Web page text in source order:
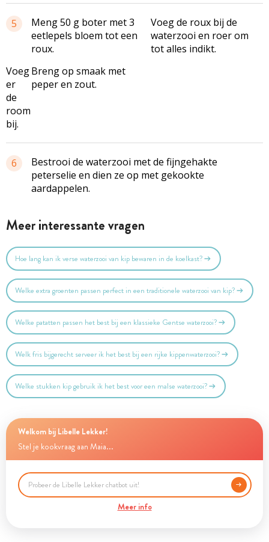
5
Meng 50 g boter met 3
eetlepels bloem tot een
roux.
Voeg de roux bij de
waterzooi en roer om
tot alles indikt.
Voeg
er
de
room
bij.
Breng op smaak met
peper en zout.
6
Bestrooi de waterzooi met de fijngehakte
peterselie en dien ze op met gekookte
aardappelen.
Meer interessante vragen
Hoe lang kan ik verse waterzooi van kip bewaren in de koelkast?
Welke extra groenten passen perfect in een traditionele waterzooi van kip?
Welke patatten passen het best bij een klassieke Gentse waterzooi?
Welk fris bijgerecht serveer ik het best bij een rijke kippenwaterzooi?
Welke stukken kip gebruik ik het best voor een malse waterzooi?
Welkom bij Libelle Lekker!
Stel je kookvraag aan Maia...
Meer info